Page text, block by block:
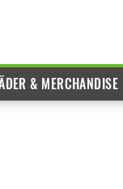
& MERCHANDISE